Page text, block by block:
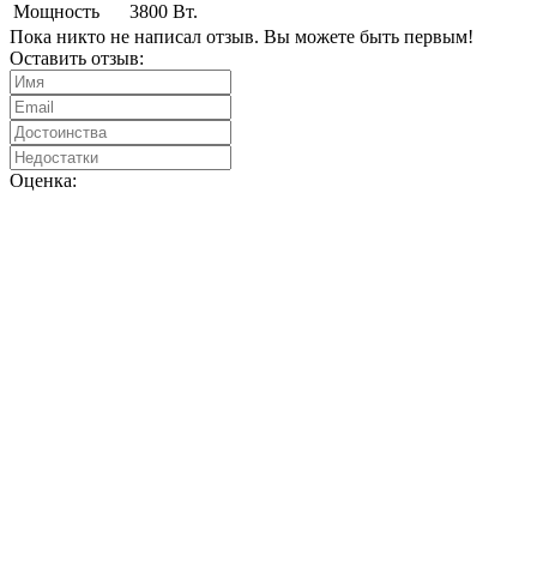
Мощность
3800 Вт.
Пока никто не написал отзыв. Вы можете быть первым!
Оставить отзыв:
Оценка: